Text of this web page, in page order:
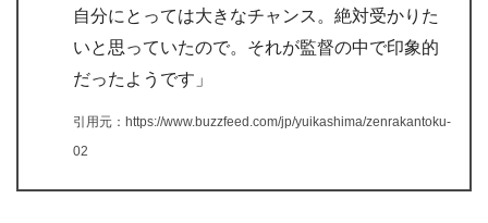
自分にとっては大きなチャンス。絶対受かりた
いと思っていたので。それが監督の中で印象的
だったようです」
引用元：https://www.buzzfeed.com/jp/yuikashima/zenrakantoku-
02